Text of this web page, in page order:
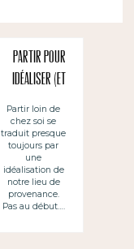
Partir pour
idéaliser (et
soutenir le
foot et
eurovision) ~
Marcharse
para idealizar
(y ser fan de
Partir loin de
chez soi se
traduit presque
toujours par
une
idéalisation de
notre lieu de
provenance.
Pas au début….